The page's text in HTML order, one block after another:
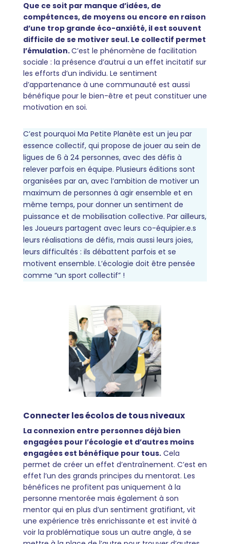
Que ce soit par manque d’idées, de
compétences, de moyens ou encore en raison
d’une trop grande éco-anxiété, il est souvent
difficile de se motiver seul. Le collectif permet
l’émulation.C’est le phénomène de facilitation
sociale : la présence d’autrui a un effet incitatif sur
les efforts d’un individu. Le sentiment
d’appartenance à une communauté est aussi
bénéfique pour le bien-être et peut constituer une
motivation en soi.
C’est pourquoi Ma Petite Planète est un jeu par
essence collectif, qui propose de jouer au sein de
ligues de 6 à 24 personnes, avec des défis à
relever parfois en équipe. Plusieurs éditions sont
organisées par an, avec l’ambition de motiver un
maximum de personnes à agir ensemble et en
même temps, pour donner un sentiment de
puissance et de mobilisation collective. Par ailleurs,
les Joueurs partagent avec leurs co-équipier.e.s
leurs réalisations de défis, mais aussi leurs joies,
leurs difficultés : ils débattent parfois et se
motivent ensemble. L’écologie doit être pensée
comme “un sport collectif” !
Connecter les écolos de tous niveaux
La connexion entre personnes déjà bien
engagées pour l’écologie et d’autres moins
engagées est bénéfique pour tous.Cela
permet de créer un effet d’entraînement. C’est en
effet l’un des grands principes du mentorat. Les
bénéfices ne profitent pas uniquement à la
personne mentorée mais également à son
mentor qui en plus d’un sentiment gratifiant, vit
une expérience très enrichissante et est invité à
voir la problématique sous un autre angle, à se